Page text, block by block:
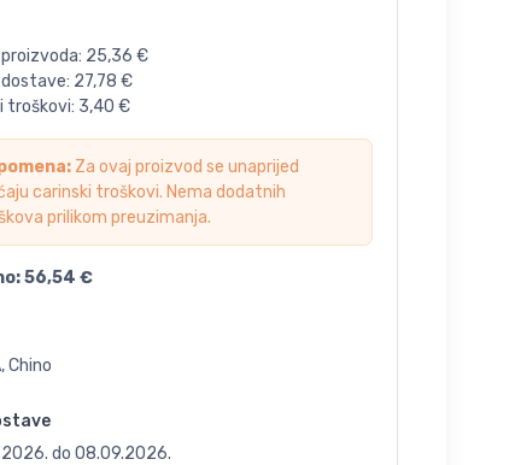
25,36 €
27,78 €
troškovi: 3,40 €
Za ovaj proizvod se unaprijed
carinski troškovi. Nema dodatnih
prilikom preuzimanja.
56,54 €
Chino
do 08.09.2026.